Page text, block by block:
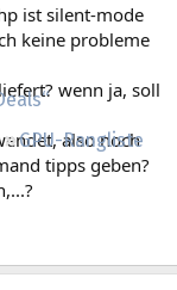
GPU-Rangliste
ist silent-mode
keine probleme
wenn ja, soll
also noch
tipps geben?